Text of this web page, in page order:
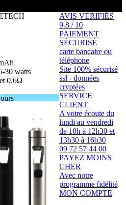
- FORMATS ÉCONOMIQUES
- LES PLUS VENDUS
- LES PACKS PROMOS
- RECHERCHE AVANCÉE
Aspire,
Formats Poche
Boxs
batterie
intégrée
l'air"
ARTE
Genericlop
30 watts
0.6Ω
AVIS VERIFIÉS
9.8 / 10
PAIEMENT
SÉCURISÉ
carte bancaire ou
téléphone
Site 100% sécurisé
ssl - données
cryptées
SERVICE
CLIENT
A votre écoute du
lundi au vendredi
de 10h à 12h30 et
13h30 à 16h30
09 72 57 44 00
PAYEZ MOINS
CHER
Avec notre
programme fidélité
MON COMPTE